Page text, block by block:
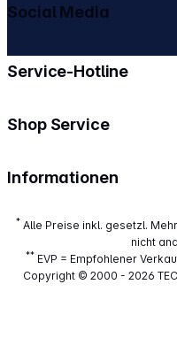
Service-Hotline
Shop Service
Informationen
Social Media
* Alle Preise inkl. gesetzl.
nicht
**EVP = Empfohlener
Copyright © 2000 - 2026